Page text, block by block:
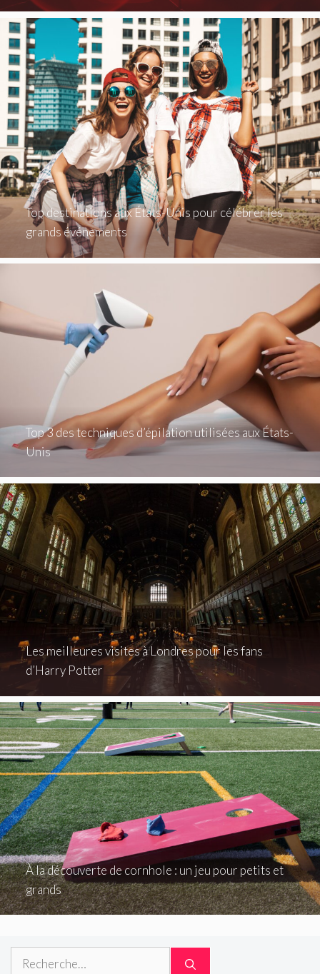
Top destinations aux États-Unis pour célébrer les
grands événements
Top 3 des techniques d’épilation utilisées aux États-
Unis
Les meilleures visites à Londres pour les fans
d’Harry Potter
À la découverte de cornhole : un jeu pour petits et
grands
Rechercher :